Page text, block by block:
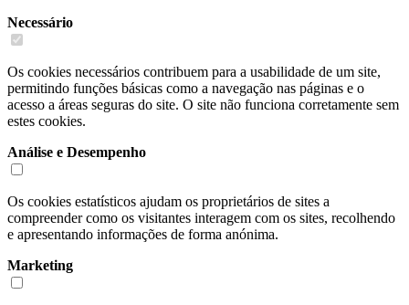
Necessário
Os cookies necessários contribuem para a usabilidade de um site,
permitindo funções básicas como a navegação nas páginas e o
acesso a áreas seguras do site. O site não funciona corretamente sem
estes cookies.
Análise e Desempenho
Os cookies estatísticos ajudam os proprietários de sites a
compreender como os visitantes interagem com os sites, recolhendo
e apresentando informações de forma anónima.
Marketing